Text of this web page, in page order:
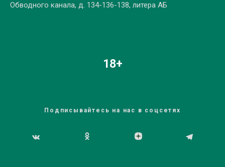
Обводного канала, д. 134-136-138, литера АБ
18+
Подписывайтесь на нас в соцсетях